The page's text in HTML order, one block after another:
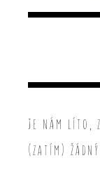
Je nám líto,
(zatím)